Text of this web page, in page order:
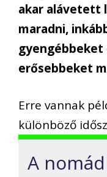
akar alávetett
maradni,
gyengébbeket
erősebbeket
Erre vannak
különböző
A